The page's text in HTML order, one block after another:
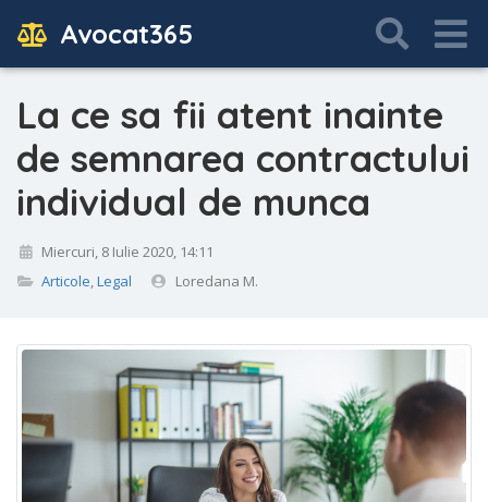
Avocat365
La ce sa fii atent inainte
de semnarea contractului
individual de munca
Miercuri, 8 Iulie 2020, 14:11
Articole,Legal Loredana M.